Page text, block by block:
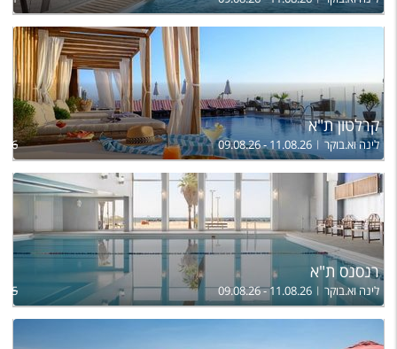
קרלטון ת"א
לינה וא.בוקר 09.08.26 - 11.08.26
רנסנס ת"א
לינה וא.בוקר 09.08.26 - 11.08.26